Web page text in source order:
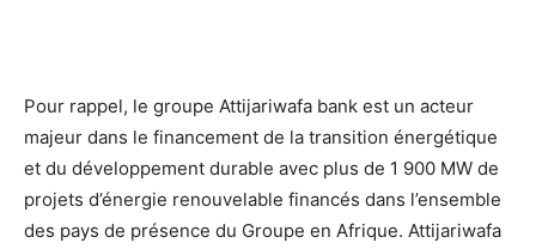
Pour rappel, le groupe Attijariwafa bank est un acteur
majeur dans le financement de la transition énergétique
et du développement durable avec plus de 1 900 MW de
projets d’énergie renouvelable financés dans l’ensemble
des pays de présence du Groupe en Afrique. Attijariwafa